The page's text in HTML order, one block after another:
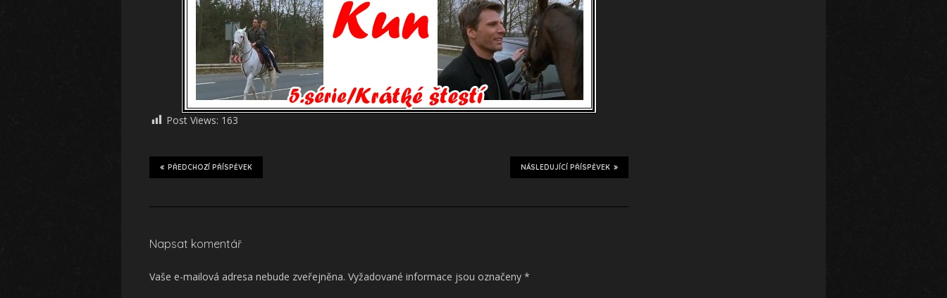
Post Views: 163
NÁSLEDUJÍCÍ PŘÍSPĚVEK
PŘEDCHOZÍ PŘÍSPĚVEK
Napsat komentář
Vaše e-mailová adresa nebude zveřejněna. Vyžadované informace jsou označeny *